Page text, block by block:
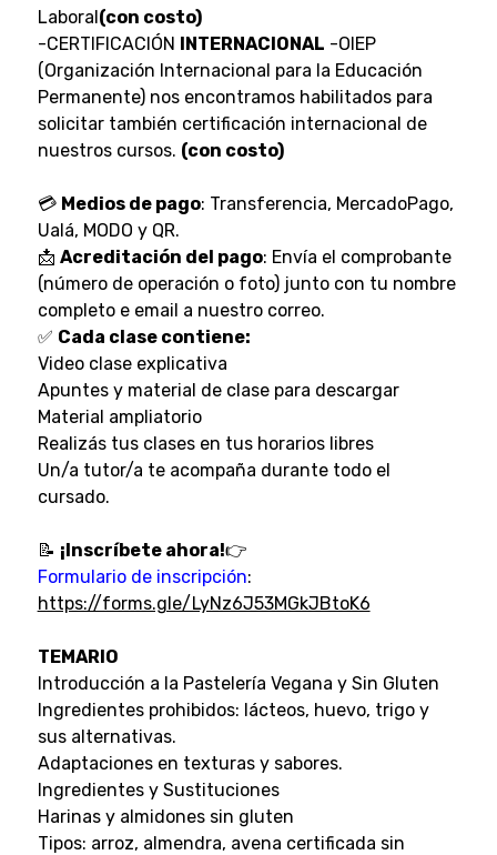
Laboral(con costo)
-CERTIFICACIÓN INTERNACIONAL -OIEP
(Organización Internacional para la Educación
Permanente) nos encontramos habilitados para
solicitar también certificación internacional de
nuestros cursos. (con costo)
💳 Medios de pago: Transferencia, MercadoPago,
Ualá, MODO y QR.
📩 Acreditación del pago: Envía el comprobante
(número de operación o foto) junto con tu nombre
completo e email a nuestro correo.
✅ Cada clase contiene:
Video clase explicativa
Apuntes y material de clase para descargar
Material ampliatorio
Realizás tus clases en tus horarios libres
Un/a tutor/a te acompaña durante todo el
cursado.
📝 ¡Inscríbete ahora!👉
Formulario de inscripción:
https://forms.gle/LyNz6J53MGkJBtoK6
TEMARIO
Introducción a la Pastelería Vegana y Sin Gluten
Ingredientes prohibidos: lácteos, huevo, trigo y
sus alternativas.
Adaptaciones en texturas y sabores.
Ingredientes y Sustituciones
Harinas y almidones sin gluten
Tipos: arroz, almendra, avena certificada sin